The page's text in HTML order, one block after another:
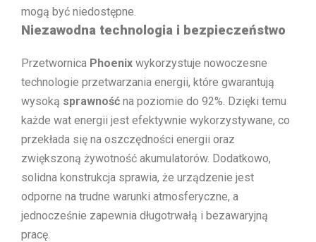
mogą być niedostępne.
Niezawodna technologia i bezpieczeństwo
Przetwornica Phoenix wykorzystuje nowoczesne
technologie przetwarzania energii, które gwarantują
wysoką sprawność na poziomie do 92%. Dzięki temu
każde wat energii jest efektywnie wykorzystywane, co
przekłada się na oszczędności energii oraz
zwiększoną żywotność akumulatorów. Dodatkowo,
solidna konstrukcja sprawia, że urządzenie jest
odporne na trudne warunki atmosferyczne, a
jednocześnie zapewnia długotrwałą i bezawaryjną
pracę.